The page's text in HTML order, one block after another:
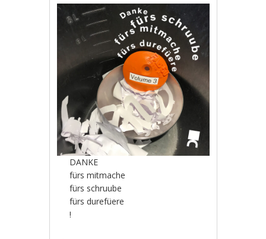
DANKE
fürs mitmache
fürs schruube
fürs durefüere
!